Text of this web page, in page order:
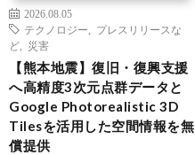
2026.08.05
テクノロジー
プレスリリースな
ど
災害
【熊本地震】復旧・復興支援
へ高精度3次元点群データと
Google Photorealistic 3D
Tilesを活用した空間情報を無
償提供